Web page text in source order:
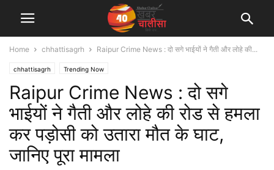
Home chhattisagrh Raipur Crime News : दो सगे भाईयों ने गैती और लोहे की...
chhattisagrh Trending Now
Raipur Crime News : दो सगे
भाईयों ने गैती और लोहे की रोड से हमला
कर पड़ोसी को उतारा मौत के घाट,
जानिए पूरा मामला